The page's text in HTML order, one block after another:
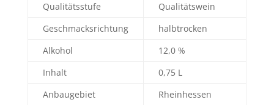
Qualitätsstufe
Qualitätswein
Geschmacksrichtung
halbtrocken
Alkohol
12,0 %
Inhalt
0,75 L
Anbaugebiet
Rheinhessen